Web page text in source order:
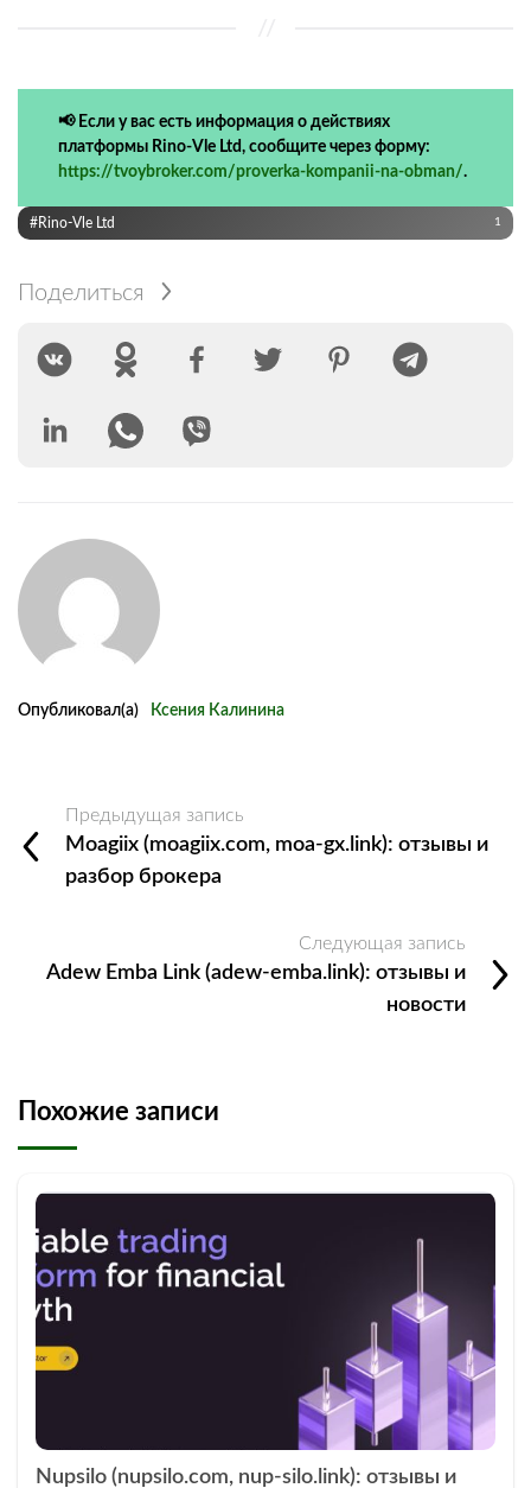
📢 Если у вас есть информация о действиях
платформы Rino-Vle Ltd, сообщите через форму:
https://tvoybroker.com/proverka-kompanii-na-obman/.
#Rino-Vle Ltd 1
Поделиться
Опубликовал(а) Ксения Калинина
Предыдущая запись
Moagiix (moagiix.com, moa-gx.link): отзывы и
разбор брокера
Следующая запись
Adew Emba Link (adew-emba.link): отзывы и
новости
Похожие записи
Nupsilo (nupsilo.com, nup-silo.link): отзывы и